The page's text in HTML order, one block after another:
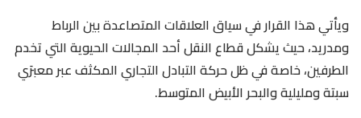
ويأتي هذا القرار في سياق العلاقات المتصاعدة بين الرباط
ومدريد، حيث يشكل قطاع النقل أحد المجالات الحيوية التي تخدم
الطرفين، خاصة في ظل حركة التبادل التجاري المكثف عبر معبرَي
سبتة ومليلية والبحر الأبيض المتوسط.